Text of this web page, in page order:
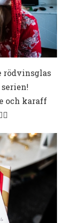
rödvinsglas
och karaff